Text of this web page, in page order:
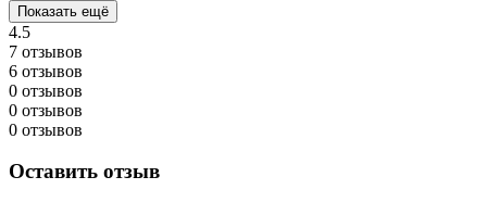
Показать ещё
4.5
7 отзывов
6 отзывов
0 отзывов
0 отзывов
0 отзывов
Оставить отзыв